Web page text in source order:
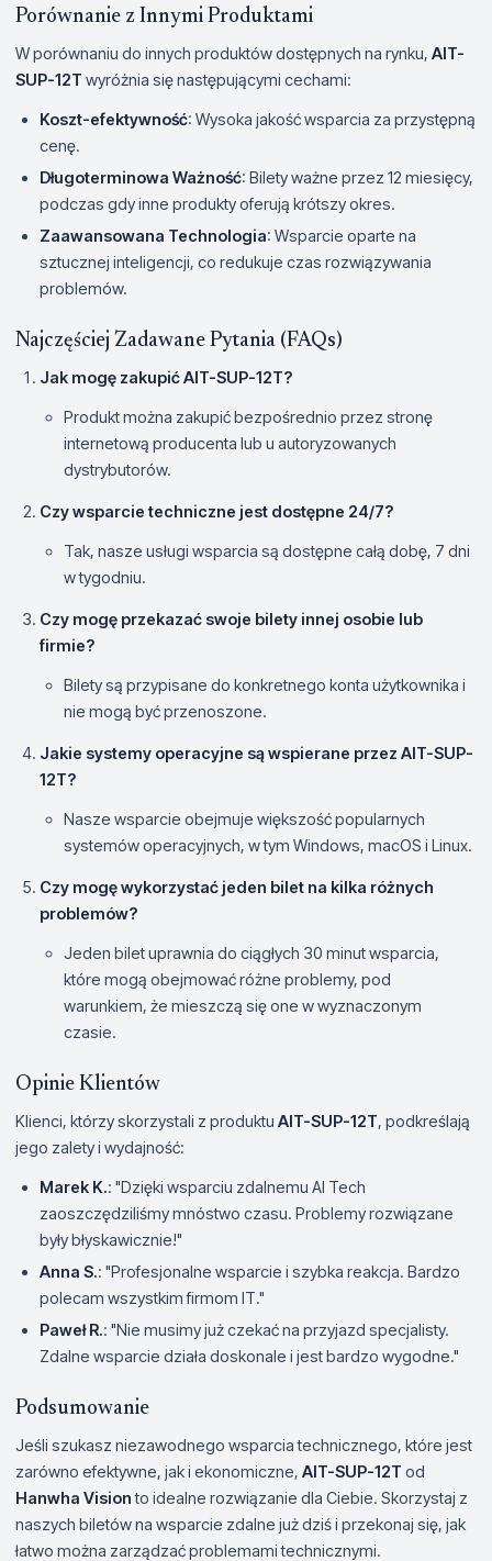
Porównanie z Innymi Produktami
W porównaniu do innych produktów dostępnych na rynku, AIT-
SUP-12T wyróżnia się następującymi cechami:
Koszt-efektywność: Wysoka jakość wsparcia za przystępną
cenę.
Długoterminowa Ważność: Bilety ważne przez 12 miesięcy,
podczas gdy inne produkty oferują krótszy okres.
Zaawansowana Technologia: Wsparcie oparte na
sztucznej inteligencji, co redukuje czas rozwiązywania
problemów.
Najczęściej Zadawane Pytania (FAQs)
Jak mogę zakupićAIT-SUP-12T?
Produkt można zakupić bezpośrednio przez stronę
internetową producenta lub u autoryzowanych
dystrybutorów.
Czy wsparcie techniczne jest dostępne 24/7?
Tak, nasze usługi wsparcia są dostępne całą dobę, 7 dni
w tygodniu.
Czy mogę przekazać swoje bilety innej osobie lub
firmie?
Bilety są przypisane do konkretnego konta użytkownika i
nie mogą być przenoszone.
Jakie systemy operacyjne są wspierane przez AIT-SUP-
12T?
Nasze wsparcie obejmuje większość popularnych
systemów operacyjnych, w tym Windows, macOS i Linux.
Czy mogę wykorzystać jeden bilet na kilka różnych
problemów?
Jeden bilet uprawnia do ciągłych 30 minut wsparcia,
które mogą obejmować różne problemy, pod
warunkiem, że mieszczą się one w wyznaczonym
czasie.
Opinie Klientów
Klienci, którzy skorzystali z produktu AIT-SUP-12T, podkreślają
jego zalety i wydajność:
Marek K.: "Dzięki wsparciu zdalnemu AI Tech
zaoszczędziliśmy mnóstwo czasu. Problemy rozwiązane
były błyskawicznie!"
Anna S.: "Profesjonalne wsparcie i szybka reakcja. Bardzo
polecam wszystkim firmom IT."
Paweł R.: "Nie musimy już czekać na przyjazd specjalisty.
Zdalne wsparcie działa doskonale i jest bardzo wygodne."
Podsumowanie
Jeśli szukasz niezawodnego wsparcia technicznego, które jest
zarówno efektywne, jak i ekonomiczne, AIT-SUP-12T od
Hanwha Visionto idealne rozwiązanie dla Ciebie. Skorzystaj z
naszych biletów na wsparcie zdalne już dziś i przekonaj się, jak
łatwo można zarządzać problemami technicznymi.